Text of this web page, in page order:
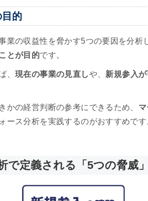
的
業の収益性を脅かす5つの要因を分析
とが目的です。
、 現在の事業の見直しや、 新規参入
かの経営判断の参考にできるため、
ース分析を実践するのがおすすめです
で定義される「5つの脅威